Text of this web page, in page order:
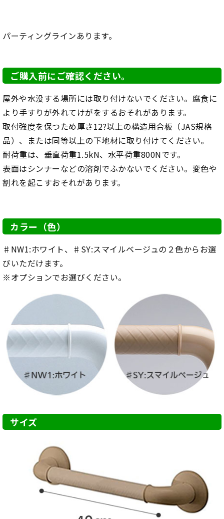
パーティングラインあります。
ご購入前にご確認ください。
屋外や水没する場所には取り付けないでください。腐食に
より手すりが外れてけがをするおそれがあります。
取付強度を保つため厚さ12?以上の構造用合板（JAS規格
品）、または同等以上の下地材に取り付けてください。
耐荷重は、垂直荷重1.5kN、水平荷重800Nです。
表面はシンナーなどの溶剤でふかないでください。変色や
割れを起こすおそれがあります。
カラー（色）
♯NW1:ホワイト、♯SY:スマイルベージュの２色からお選
びいただけます。
※オプションでお選びください。
サイズ